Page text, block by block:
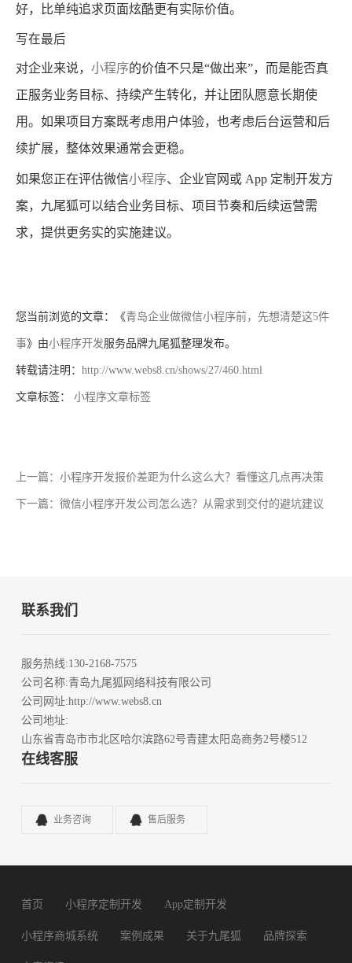
好，比单纯追求页面炫酷更有实际价值。
写在最后
对企业来说， 小程序的价值不只是“做出来”，而是能否真
正服务业务目标、持续产生转化，并让团队愿意长期使
用。如果项目方案既考虑用户体验，也考虑后台运营和后
续扩展，整体效果通常会更稳。
如果您正在评估微信小程序、企业官网或 App 定制开发方
案，九尾狐可以结合业务目标、项目节奏和后续运营需
求，提供更务实的实施建议。
您当前浏览的文章：《青岛企业做微信小程序前，先想清楚这5件
事》由小程序开发服务品牌九尾狐整理发布。
转载请注明： http://www.webs8.cn/shows/27/460.html
文章标签： 小程序文章标签
上一篇：小程序开发报价差距为什么这么大？看懂这几点再决策
下一篇：微信小程序开发公司怎么选？从需求到交付的避坑建议
联系我们
服务热线:130-2168-7575
公司名称:青岛九尾狐网络科技有限公司
公司网址:http://www.webs8.cn
公司地址:
山东省青岛市市北区哈尔滨路62号青建太阳岛商务2号楼512
在线客服
业务咨询 售后服务
首页 小程序定制开发 App定制开发
小程序商城系统 案例成果 关于九尾狐 品牌探索